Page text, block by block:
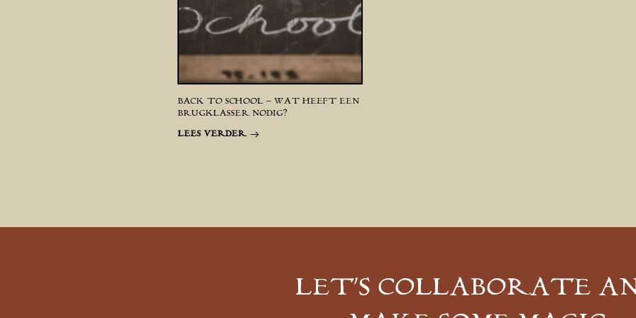
BACK TO SCHOOL – WAT HEEFT EEN
BRUGKLASSER NODIG?
LEES VERDER
LET’S COLLABORATE